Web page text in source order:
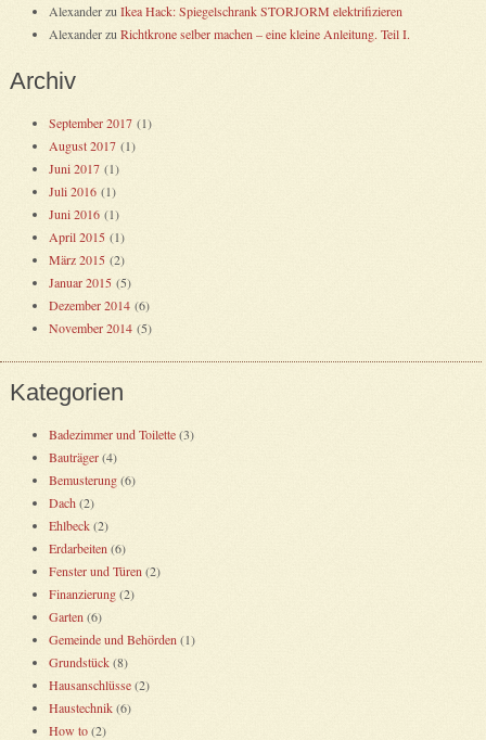
Alexanderzu Ikea Hack: Spiegelschrank STORJORM elektrifizieren
Alexanderzu Richtkrone selber machen – eine kleine Anleitung. Teil I.
Archiv
September 2017(1)
August 2017(1)
Juni 2017(1)
Juli 2016(1)
Juni 2016(1)
April 2015(1)
März 2015(2)
Januar 2015(5)
Dezember 2014(6)
November 2014(5)
Kategorien
Badezimmer und Toilette(3)
Bauträger(4)
Bemusterung(6)
Dach(2)
Ehlbeck(2)
Erdarbeiten (6)
Fenster und Türen (2)
Finanzierung(2)
Garten (6)
Gemeinde und Behörden (1)
Grundstück(8)
Hausanschlüsse(2)
Haustechnik(6)
How to(2)